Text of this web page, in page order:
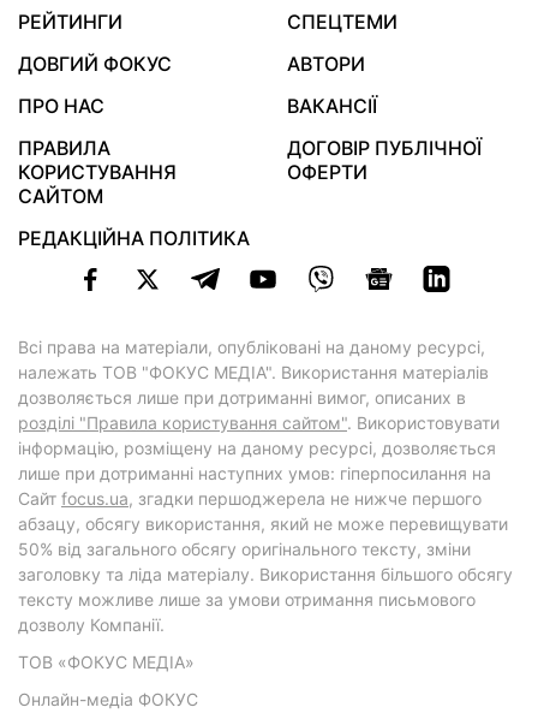
РЕЙТИНГИ
СПЕЦТЕМИ
ДОВГИЙ ФОКУС
АВТОРИ
ПРО НАС
ВАКАНСІЇ
ПРАВИЛА
КОРИСТУВАННЯ
САЙТОМ
ДОГОВІР ПУБЛІЧНОЇ
ОФЕРТИ
РЕДАКЦІЙНА ПОЛІТИКА
Всі права на матеріали, опубліковані на даному ресурсі,
належать ТОВ "ФОКУС МЕДІА". Використання матеріалів
дозволяється лише при дотриманні вимог, описаних в
розділі "Правила користування сайтом". Використовувати
інформацію, розміщену на даному ресурсі, дозволяється
лише при дотриманні наступних умов: гіперпосилання на
Cайт focus.ua, згадки першоджерела не нижче першого
абзацу, обсягу використання, який не може перевищувати
50% від загального обсягу оригінального тексту, зміни
заголовку та ліда матеріалу. Використання більшого обсягу
тексту можливе лише за умови отримання письмового
дозволу Компанії.
ТОВ «ФОКУС МЕДІА»
Онлайн-медіа ФОКУС